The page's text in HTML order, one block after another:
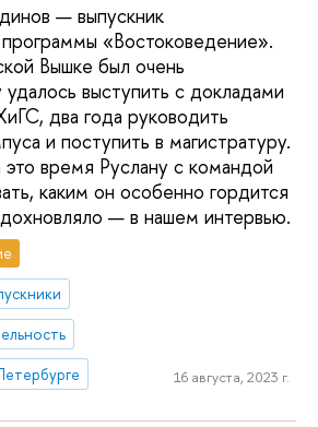
— выпускник
«Востоковедение».
Вышке был очень
выступить с докладами
два года руководить
и поступить в магистратуру.
это время Руслану с командой
каким он особенно гордится
— в нашем интервью.
16 августа, 2023 г.